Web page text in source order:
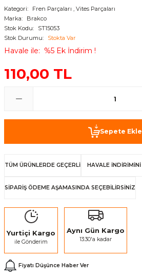
Kategori Fren Parçaları , Vites Parçaları
Marka
Brakco
Stok Kodu
ST15053
Stok Durumu
Stokta Var
Havale ile %5 Ek İndirim !
110,00 TL
Sepete Ekle
TÜM ÜRÜNLERDE GEÇERLİ HAVALE İNDİRİMİNİ
SİPARİŞ ÖDEME AŞAMASINDA SEÇEBİLİRSİNİZ
Yurtiçi Kargo
ile Gönderim
Aynı Gün Kargo
13:30'a kadar
Fiyatı Düşünce Haber Ver